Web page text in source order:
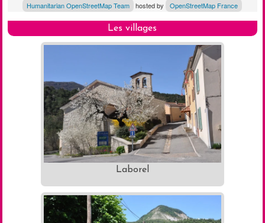
Humanitarian OpenStreetMap Team
hosted by OpenStreetMap France
Les villages
Laborel